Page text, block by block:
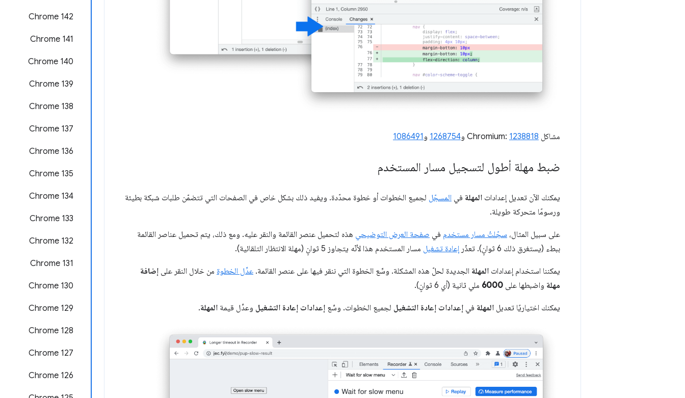
Chrome 142
‫Chrome 141
Chrome 140
‫Chrome 139
‫Chrome 138
‫Chrome 137
Chrome 136
Chrome 135
‫Chrome 134
‫Chrome 133
Chrome 132
Chrome 131
Chrome 130
Chrome 129
‫Chrome 128
‫Chrome 127
‫Chrome 126
مشاكل Chromium: 1238818 و1268754 و 1086491
ضبط مهلة أطول لتسجيل مسار المستخدم
يمكنك الآن تعديل إعدادات المهلة في المسجّل لجميع الخطوات أو خطوة محدّدة. ويفيد ذلك بشكل خاص في الصفحات التي تتضمّن طلبات شبكة بطيئة
ورسومًا متحركة طويلة.
على سبيل المثال، سجّلتُ مسار مستخدم في صفحة العرض التوضيحي هذه لتحميل عنصر القائمة والنقر عليه. ومع ذلك، يتم تحميل عناصر القائمة
ببطء (يستغرق ذلك 6 ثوانٍ). تعذّر
إعادة تشغيل مسار المستخدم هذا لأنّه يتجاوز 5 ثوانٍ (مهلة الانتظار التلقائية).
يمكننا استخدام إعدادات المهلة الجديدة لحلّ هذه المشكلة. وسِّع الخطوة التي ننقر فيها على عنصر القائمة. عدِّل الخطوة من خلال النقر على إضافة
مهلة واضبطها على 6000 ملي ثانية (أي 6 ثوانٍ).
يمكنك اختياريًا تعديل المهلة في إعدادات إعادة التشغيل لجميع الخطوات. وسِّع إعدادات إعادة التشغيل وعدِّل قيمة المهلة.